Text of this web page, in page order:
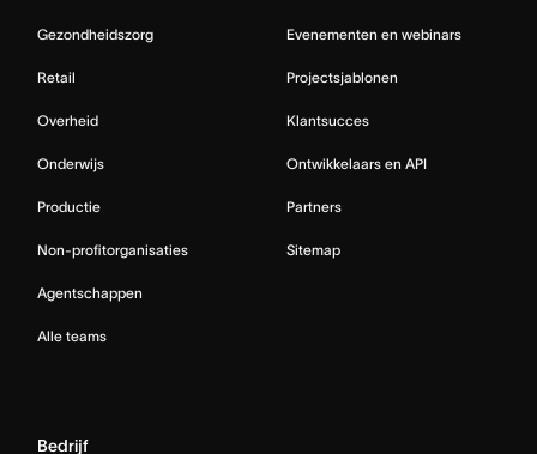
Gezondheidszorg
Retail
Overheid
Onderwijs
Productie
Non-profitorganisaties
Agentschappen
Alle teams
Evenementen en webinars
Projectsjablonen
Klantsucces
Ontwikkelaars en API
Partners
Sitemap
Bedrijf